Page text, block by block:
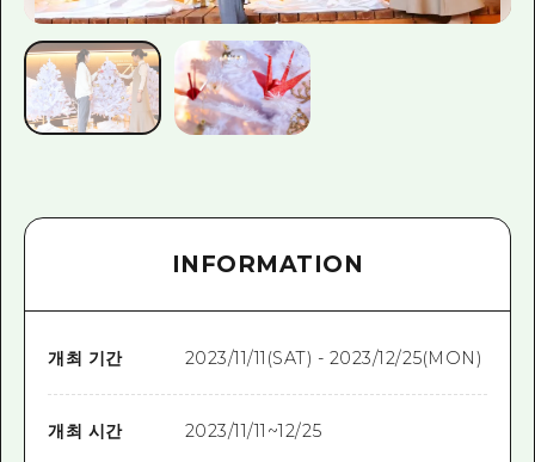
INFORMATION
개최 기간 2023/11/11(SAT) - 2023/12/25(MON)
개최 시간 2023/11/11~12/25